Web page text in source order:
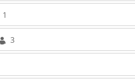
1
3